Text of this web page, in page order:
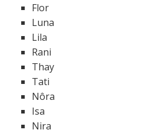
Flor
Luna
Lila
Rani
Thay
Tati
Nôra
Isa
Nira